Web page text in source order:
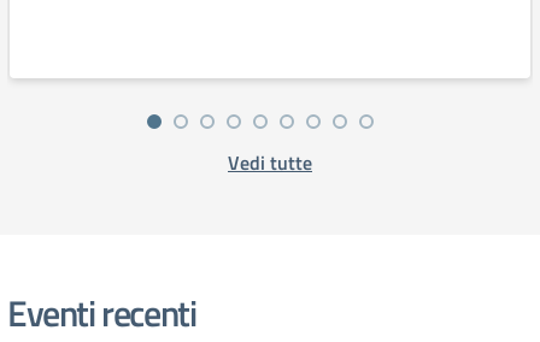
Vedi tutte
Eventi recenti